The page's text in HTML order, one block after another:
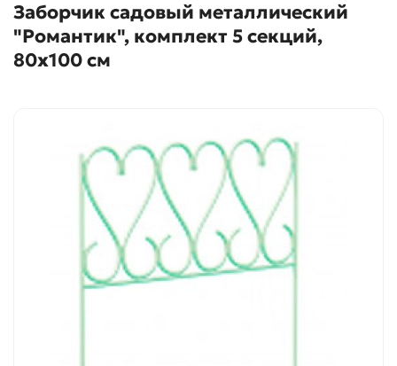
Заборчик садовый металлический
"Романтик", комплект 5 секций,
80х100 см